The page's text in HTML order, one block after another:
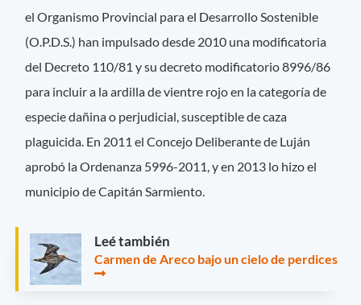
el Organismo Provincial para el Desarrollo Sostenible
(O.P.D.S.) han impulsado desde 2010 una modificatoria
del Decreto 110/81 y su decreto modificatorio 8996/86
para incluir a la ardilla de vientre rojo en la categoría de
especie dañina o perjudicial, susceptible de caza
plaguicida. En 2011 el Concejo Deliberante de Luján
aprobó la Ordenanza 5996-2011, y en 2013 lo hizo el
municipio de Capitán Sarmiento.
Leé también
Carmen de Areco bajo un cielo de perdices